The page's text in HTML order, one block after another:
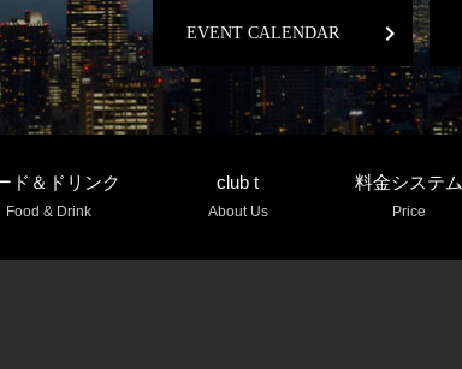
EVENT CALENDAR chevron_right
ド＆ドリンク
Food & Drink
club t
About Us
料金システム
Price